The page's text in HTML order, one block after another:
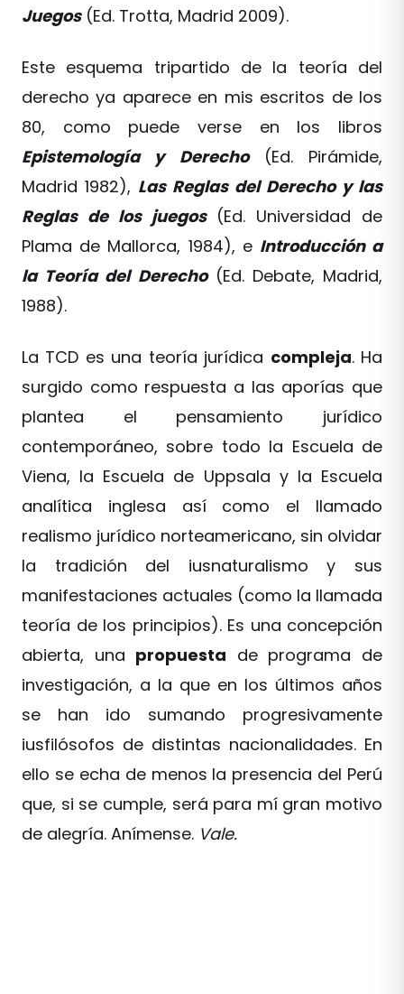
Juegos(Ed. Trotta, Madrid 2009).
Este esquema tripartido de la teoría del
derecho ya aparece en mis escritos de los
80, como puede verse en los libros
Epistemología y Derecho(Ed. Pirámide,
Madrid 1982), Las Reglas del Derecho y las
Reglas de los juegos(Ed. Universidad de
Plama de Mallorca, 1984), e Introducción a
la Teoría del Derecho(Ed. Debate, Madrid,
1988).
La TCD es una teoría jurídica compleja. Ha
surgido como respuesta a las aporías que
plantea el pensamiento jurídico
contemporáneo, sobre todo la Escuela de
Viena, la Escuela de Uppsala y la Escuela
analítica inglesa así como el llamado
realismo jurídico norteamericano, sin olvidar
la tradición del iusnaturalismo y sus
manifestaciones actuales (como la llamada
teoría de los principios). Es una concepción
abierta, una propuesta de programa de
investigación, a la que en los últimos años
se han ido sumando progresivamente
iusfilósofos de distintas nacionalidades. En
ello se echa de menos la presencia del Perú
que, si se cumple, será para mí gran motivo
de alegría. Anímense. Vale.